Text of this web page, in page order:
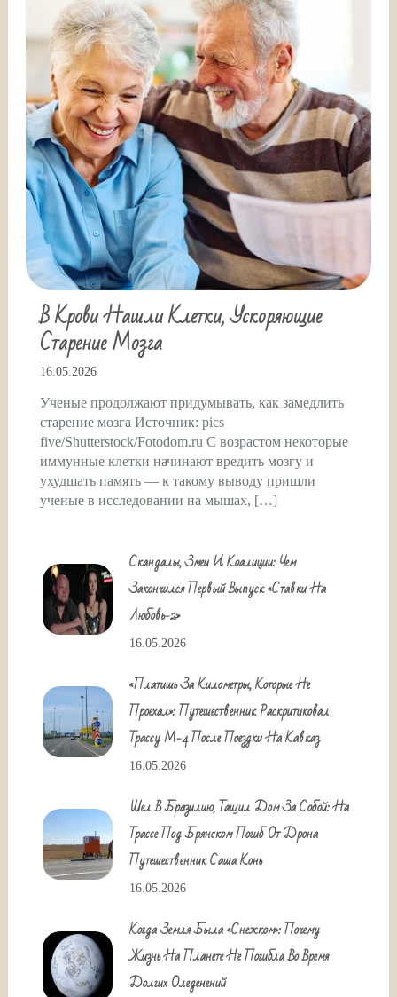
В Крови Нашли Клетки, Ускоряющие
Старение Мозга
16.05.2026
Ученые продолжают придумывать, как замедлить
старение мозга Источник: pics
five/Shutterstock/Fotodom.ru С возрастом некоторые
иммунные клетки начинают вредить мозгу и
ухудшать память — к такому выводу пришли
ученые в исследовании на мышах, […]
Скандалы, Змеи И Коалиции: Чем
Закончился Первый Выпуск «Ставки На
Любовь-2»
16.05.2026
«Платишь За Километры, Которые Не
Проехал»: Путешественник Раскритиковал
Трассу М-4 После Поездки На Кавказ
16.05.2026
Шел В Бразилию, Тащил Дом За Собой: На
Трассе Под Брянском Погиб От Дрона
Путешественник Саша Конь
16.05.2026
Когда Земля Была «снежком»: Почему
Жизнь На Планете Не Погибла Во Время
Долгих Оледенений